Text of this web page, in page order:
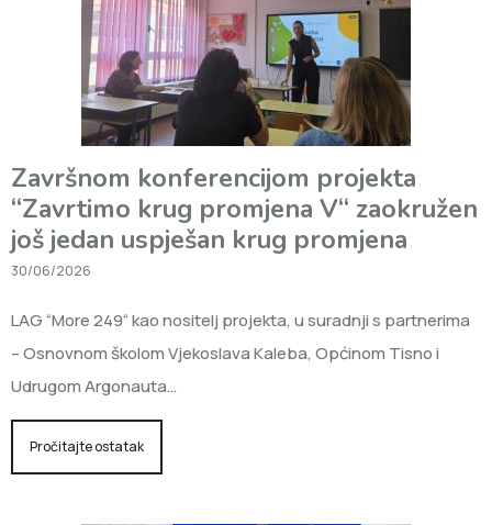
Završnom konferencijom projekta
“Zavrtimo krug promjena V“ zaokružen
još jedan uspješan krug promjena
30/06/2026
LAG “More 249“ kao nositelj projekta, u suradnji s partnerima
– Osnovnom školom Vjekoslava Kaleba, Općinom Tisno i
Udrugom Argonauta…
Pročitajte ostatak